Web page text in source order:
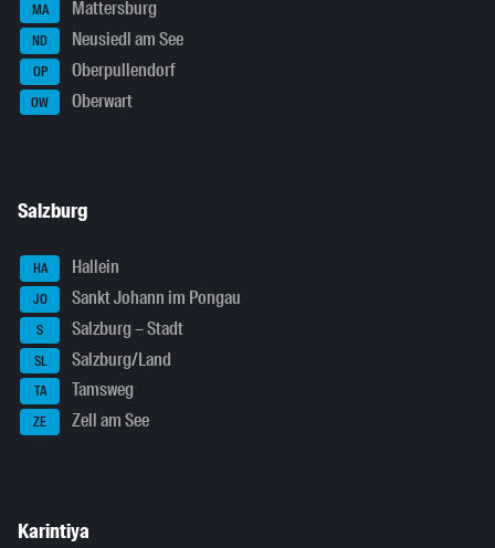
MA Mattersburg
ND Neusiedl am See
OP Oberpullendorf
OW Oberwart
Salzburg
HA Hallein
JO Sankt Johann im Pongau
S Salzburg – Stadt
SL Salzburg/Land
TA Tamsweg
ZE Zell am See
Karintiya